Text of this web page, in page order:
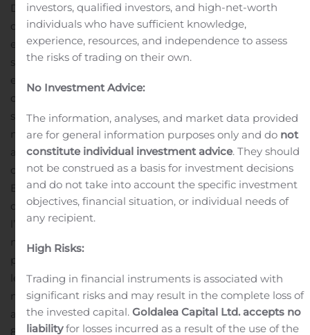
Danemark.ALLEMAGNEFarmako dispose des
certifications et des licences de distribution allemandes
et européennes suivantes, offrant à la société un accès
sans pareil au marché allemand du cannabis médical
en pleine croissance : une licence de distribution de
cannabis médicale en gros en vertu de la loi allemande
sur les médicaments (AMG) ;un permis en vue de la
manutention de stupéfiants conforme à la loi
allemande Betäubungsmittelgesetz (« BtMG ») ; et,un
certificat de bonne pratique de distribution de l’UE («
BPD de l’UE »). Farmako a généré des revenus de plus
de 2 326 000 dollars canadiens tout au long de
l’exercice 2019 et a réussi à conquérir une part de
marché de 8 % du secteur du cannabis médical,
présentement en plein essor en Allemagne, affichant
les rendements les plus élevés du secteur ainsi que des
marges de BAII positives.Le réseau de distribution
allemand de Farmako couvre plus de 19
800 pharmacies et comprend plus de 100
investors, qualified investors, and high-net-worth
individuals who have sufficient knowledge,
experience, resources, and independence to assess
the risks of trading on their own.
No Investment Advice:
The information, analyses, and market data provided
are for general information purposes only and do not
constitute individual investment advice. They should
not be construed as a basis for investment decisions
and do not take into account the specific investment
objectives, financial situation, or individual needs of
any recipient.
High Risks:
Trading in financial instruments is associated with
significant risks and may result in the complete loss of
the invested capital.Goldalea Capital Ltd. accepts no
liabilityfor losses incurred as a result of the use of the